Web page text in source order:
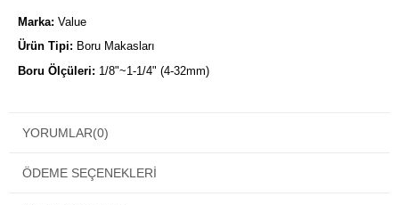
Marka: Value
Ürün Tipi: Boru Makasları
Boru Ölçüleri: 1/8"~1-1/4" (4-32mm)
YORUMLAR(0)
ÖDEME SEÇENEKLERI